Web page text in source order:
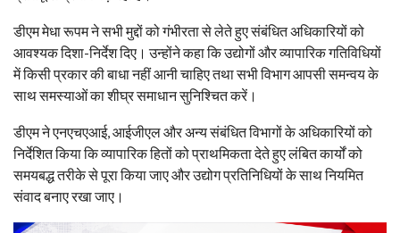
डीएम मेधा रूपम ने सभी मुद्दों को गंभीरता से लेते हुए संबंधित अधिकारियों को
आवश्यक दिशा-निर्देश दिए। उन्होंने कहा कि उद्योगों और व्यापारिक गतिविधियों
में किसी प्रकार की बाधा नहीं आनी चाहिए तथा सभी विभाग आपसी समन्वय के
साथ समस्याओं का शीघ्र समाधान सुनिश्चित करें।
डीएम ने एनएचएआई, आईजीएल और अन्य संबंधित विभागों के अधिकारियों को
निर्देशित किया कि व्यापारिक हितों को प्राथमिकता देते हुए लंबित कार्यों को
समयबद्ध तरीके से पूरा किया जाए और उद्योग प्रतिनिधियों के साथ नियमित
संवाद बनाए रखा जाए।